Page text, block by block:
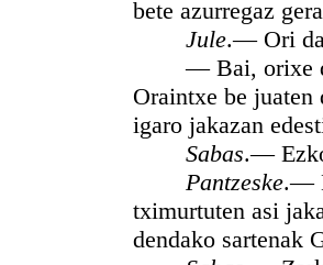
bete azurregaz
Jule.— Ori
— Bai, orixe da,
Oraintxe be
igaro jakazan
Sabas.—
Pantzeske.—
tximurtuten asi
dendako sartenak